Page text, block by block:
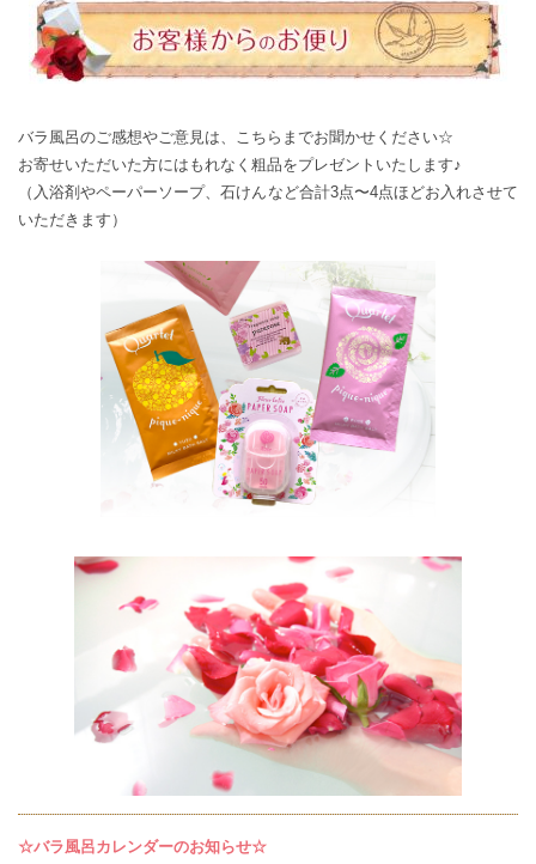
バラ風呂のご感想やご意見は、 こちら までお聞かせください☆
お寄せいただいた方にはもれなく粗品をプレゼントいたします♪
（入浴剤やペーパーソープ、石けんなど合計3点〜4点ほどお入れさせて
いただきます）
☆バラ風呂カレンダーのお知らせ☆